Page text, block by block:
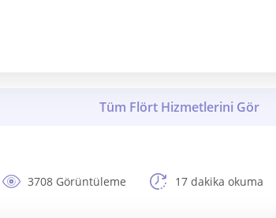
3708 Görüntüleme 17 dakika okuma